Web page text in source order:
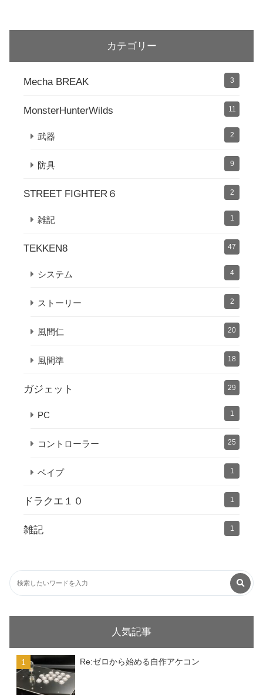
カテゴリー
Mecha BREAK 3
MonsterHunterWilds 11
武器 2
防具 9
STREET FIGHTER６ 2
雑記 1
TEKKEN8 47
システム 4
ストーリー 2
風間仁 20
風間準 18
ガジェット 29
PC 1
コントローラー 25
ベイプ 1
ドラクエ１０ 1
雑記 1
人気記事
Re:ゼロから始める自作アケコン